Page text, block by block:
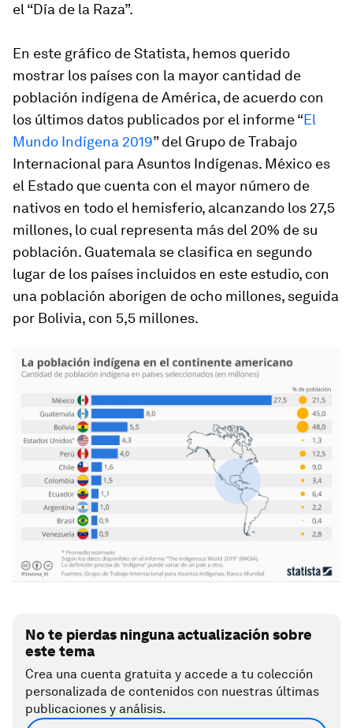
el “Día de la Raza”.
En este gráfico de Statista, hemos querido
mostrar los países con la mayor cantidad de
población indígena de América, de acuerdo con
los últimos datos publicados por el informe “El
Mundo Indígena 2019” del Grupo de Trabajo
Internacional para Asuntos Indígenas. México es
el Estado que cuenta con el mayor número de
nativos en todo el hemisferio, alcanzando los 27,5
millones, lo cual representa más del 20% de su
población. Guatemala se clasifica en segundo
lugar de los países incluidos en este estudio, con
una población aborigen de ocho millones, seguida
por Bolivia, con 5,5 millones.
No te pierdas ninguna actualización sobre
este tema
Crea una cuenta gratuita y accede a tu colección
personalizada de contenidos con nuestras últimas
publicaciones y análisis.